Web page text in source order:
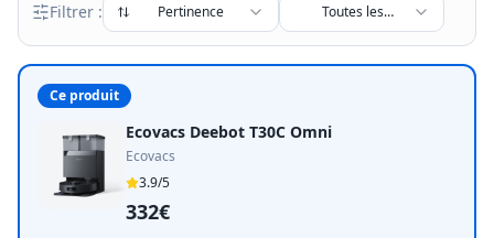
Filtrer : Pertinence
Toutes les
marques
Ce produit
Ecovacs Deebot T30C Omni
Ecovacs
3.9/5
332€